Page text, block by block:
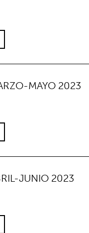
MAYO 2023
JUNIO 2023